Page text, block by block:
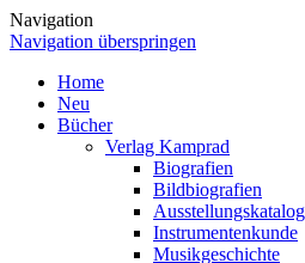
Navigation
Navigation überspringen
Home
Neu
Bücher
Verlag Kamprad
Biografien
Bildbiografien
Instrumentenkunde
Musikgeschichte